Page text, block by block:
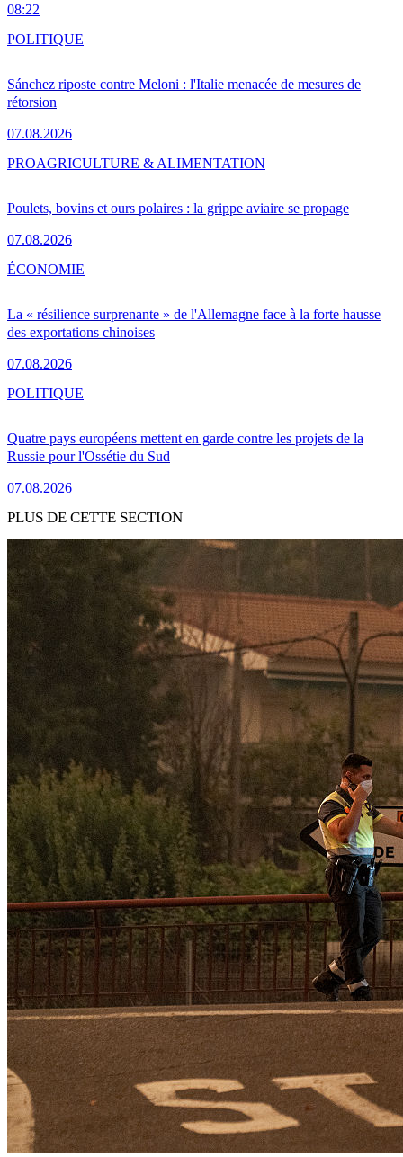
08:22
Sánchez riposte contre Meloni : l'Italie menacée de mesures de
rétorsion
07.08.2026
POLITIQUE
Poulets, bovins et ours polaires : la grippe aviaire se propage
07.08.2026
PROAGRICULTURE & ALIMENTATION
La « résilience surprenante » de l'Allemagne face à la forte hausse
des exportations chinoises
07.08.2026
ÉCONOMIE
Quatre pays européens mettent en garde contre les projets de la
Russie pour l'Ossétie du Sud
07.08.2026
POLITIQUE
PLUS DE CETTE SECTION